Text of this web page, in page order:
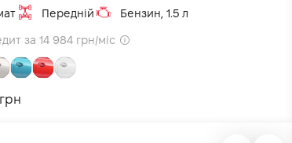
Передній Бензин, 1.5 л
за 14 984 грн/міс